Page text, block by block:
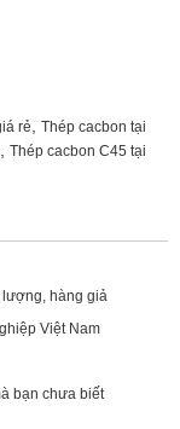
rẻ
Thép cacbon tại
Thép cacbon C45 tại
lượng, hàng giả
Việt Nam
bạn chưa biết